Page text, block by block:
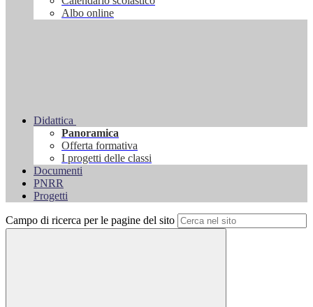
Albo online
Didattica
Panoramica
Offerta formativa
I progetti delle classi
Documenti
PNRR
Progetti
Campo di ricerca per le pagine del sito